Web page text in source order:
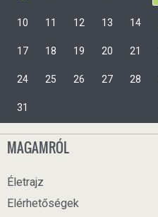
10 11 12 13 14
17 18 19 20 21
24 25 26 27 28
31
MAGAMRÓL
Életrajz
Elérhetőségek